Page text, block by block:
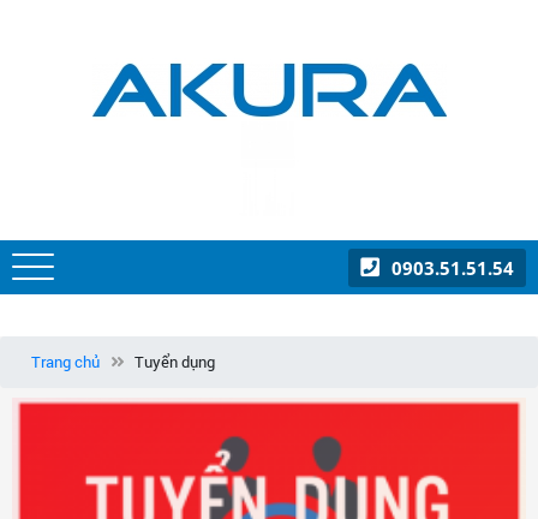
0903.51.51.54
Trang chủ Tuyển dụng